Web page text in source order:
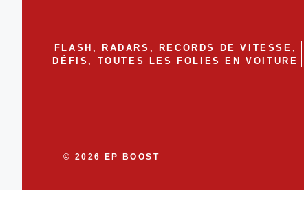
FLASH, RADARS, RECORDS DE VITESSE,
DÉFIS, TOUTES LES FOLIES EN VOITURE
© 2026 EP BOOST